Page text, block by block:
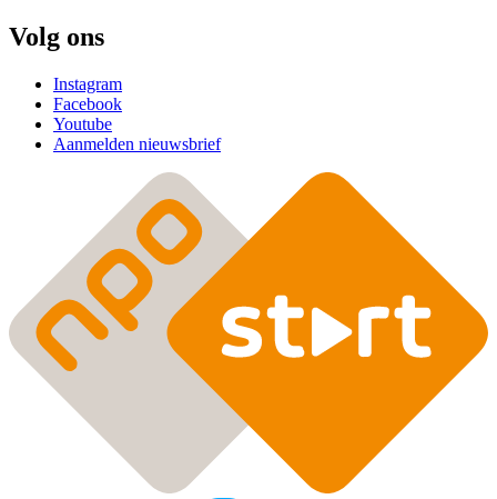
Volg ons
Instagram
Facebook
Youtube
Aanmelden nieuwsbrief